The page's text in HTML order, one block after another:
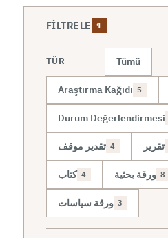
FILTRELE 1
TÜR Tümü
Araştırma Kağıdı 5
Durum Değerlendirmesi
تقدير موقف 4 تقرير
كتاب 4 ورقة بحثية 8
ورقة سياسات 3